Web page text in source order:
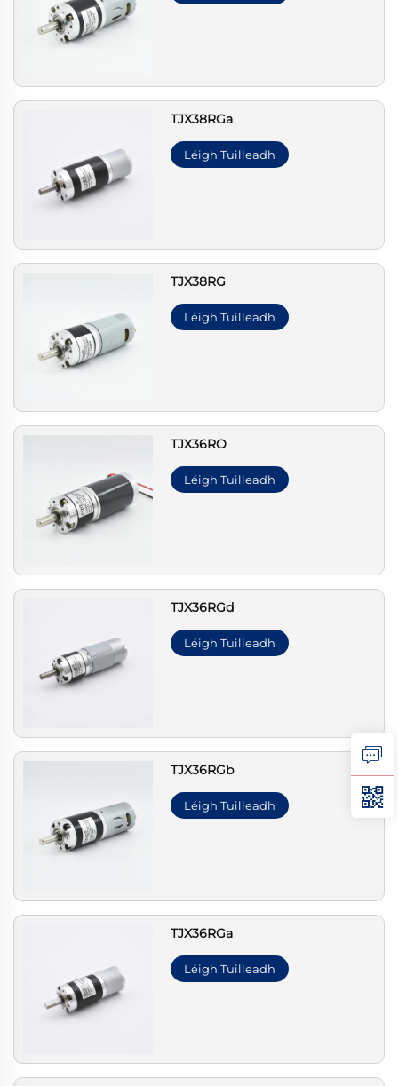
TJX38RGa
Léigh Tuilleadh
TJX38RG
Léigh Tuilleadh
TJX36RO
Léigh Tuilleadh
TJX36RGd
Léigh Tuilleadh
TJX36RGb
Léigh Tuilleadh
TJX36RGa
Léigh Tuilleadh